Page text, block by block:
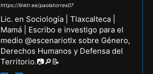
https://linktr.ee/paolatorres07
Lic. en Sociología | Tlaxcalteca |
Mamá | Escribo e investigo para el
medio @escenariotlx sobre Género,
Derechos Humanos y Defensa del
Territorio.📷🔎📝